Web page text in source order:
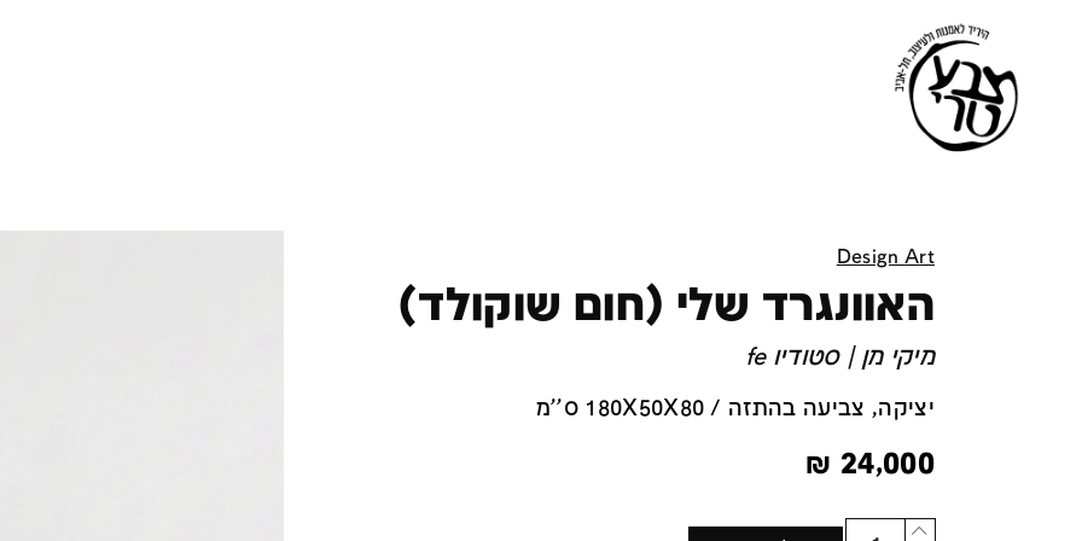
Design Art
האוונגרד שלי (חום שוקולד)
מיקי מן | סטודיו fe
יציקה, צביעה בהתזה / 180X50X80 ס''מ
24,000
₪
Quantity